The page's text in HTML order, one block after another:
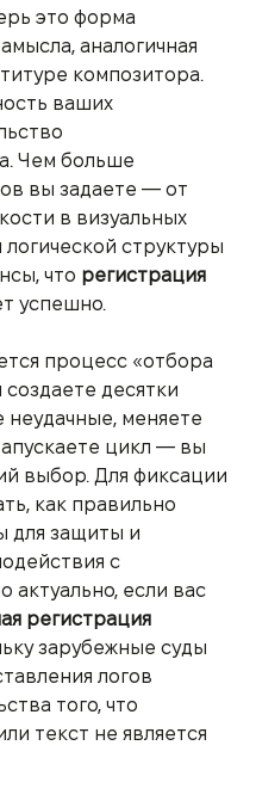
это форма
аналогичная
композитора.
ваших
Чем больше
вы задаете — от
в визуальных
структуры
что регистрация
успешно.
процесс «отбора
десятки
неудачные, меняете
цикл — вы
выбор. Для фиксации
как правильно
для защиты и
с
актуально, если вас
регистрация
зарубежные суды
логов
того, что
текст не является